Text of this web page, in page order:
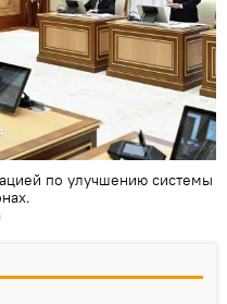
по улучшению системы